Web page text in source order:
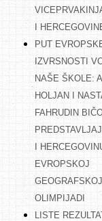
I
PUT
IZVRSNOSTI
NAŠE ŠKOLE:
HOLJAN I
FAHRUDIN
I
EVROPSKOJ
GEOGRAFSKOJ
OLIMPIJADI
LISTE